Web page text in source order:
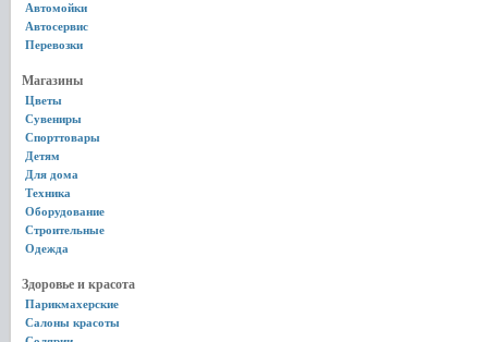
Автомойки
Автосервис
Перевозки
Магазины
Цветы
Сувениры
Спорттовары
Детям
Для дома
Техника
Оборудование
Строительные
Одежда
Здоровье и красота
Парикмахерские
Салоны красоты